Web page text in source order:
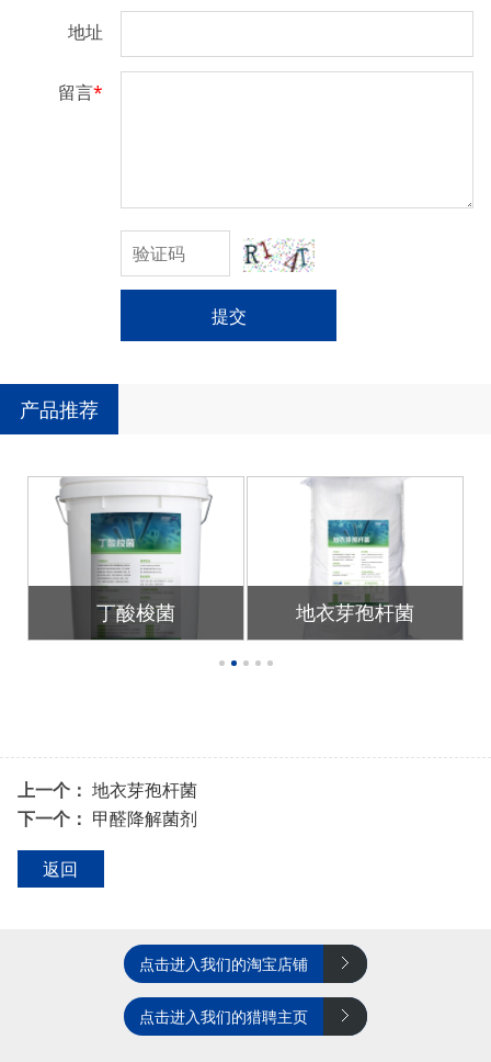
地址
留言*
提交
产品推荐
丁酸梭菌 地衣芽孢杆菌
上一个： 地衣芽孢杆菌
下一个： 甲醛降解菌剂
返回
点击进入我们的淘宝店铺
点击进入我们的猎聘主页